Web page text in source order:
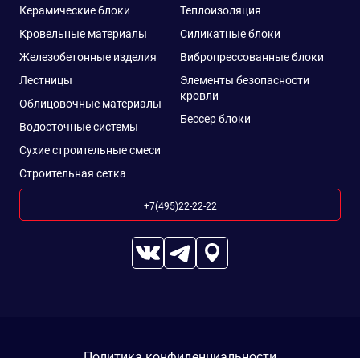
Керамические блоки
Кровельные материалы
Железобетонные изделия
Лестницы
Облицовочные материалы
Водосточные системы
Сухие строительные смеси
Строительная сетка
Теплоизоляция
Силикатные блоки
Вибропрессованные блоки
Элементы безопасности
кровли
Бессер блоки
+7(495)22-22-22